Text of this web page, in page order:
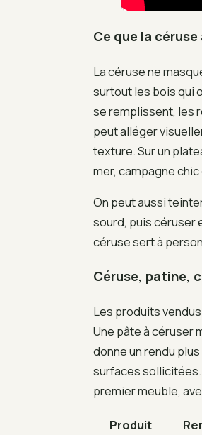
Ce que la
La céruse ne
surtout les bois qui
se remplissent, les
peut alléger
texture. Sur un
mer, campagne
On peut aussi
sourd, puis céruser
céruse sert à
Céruse, patine,
Les produits
Une pâte à céruser
donne un rendu
surfaces
premier meuble,
Produit